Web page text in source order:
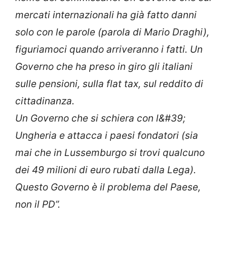
mercati internazionali ha già fatto danni
solo con le parole (parola di Mario Draghi),
figuriamoci quando arriveranno i fatti. Un
Governo che ha preso in giro gli italiani
sulle pensioni, sulla flat tax, sul reddito di
cittadinanza.
Un Governo che si schiera con l&#39;
Ungheria e attacca i paesi fondatori (sia
mai che in Lussemburgo si trovi qualcuno
dei 49 milioni di euro rubati dalla Lega).
Questo Governo è il problema del Paese,
non il PD”.